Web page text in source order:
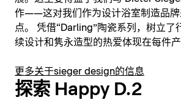
作——这对我们作为设计浴室制造品牌
点。 凭借“Darling”陶瓷系列，树立了
续设计和隽永造型的热爱体现在每件产
更多关于sieger design的信息
探索 Happy D.2